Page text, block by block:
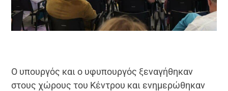
Ο υπουργός και ο υφυπουργός ξεναγήθηκαν
στους χώρους του Κέντρου και ενημερώθηκαν